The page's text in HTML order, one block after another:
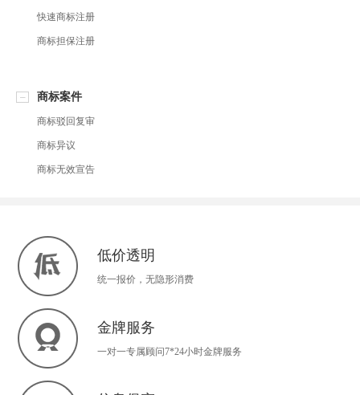
快速商标注册
商标担保注册
商标案件
商标驳回复审
商标异议
商标无效宣告
低价透明
统一报价，无隐形消费
金牌服务
一对一专属顾问7*24小时金牌服务